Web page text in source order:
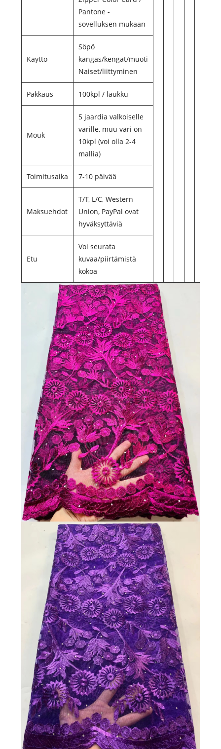
Pantone -
sovelluksen mukaan
Käyttö
Söpö
kangas/kengät/muoti
Naiset/liittyminen
Pakkaus 100kpl / laukku
Mouk
5 jaardia valkoiselle
värille, muu väri on
10kpl (voi olla 2-4
mallia)
Toimitusaika 7-10 päivää
Maksuehdot
T/T, L/C, Western
Union, PayPal ovat
hyväksyttäviä
Etu
Voi seurata
kuvaa/piirtämistä
kokoa